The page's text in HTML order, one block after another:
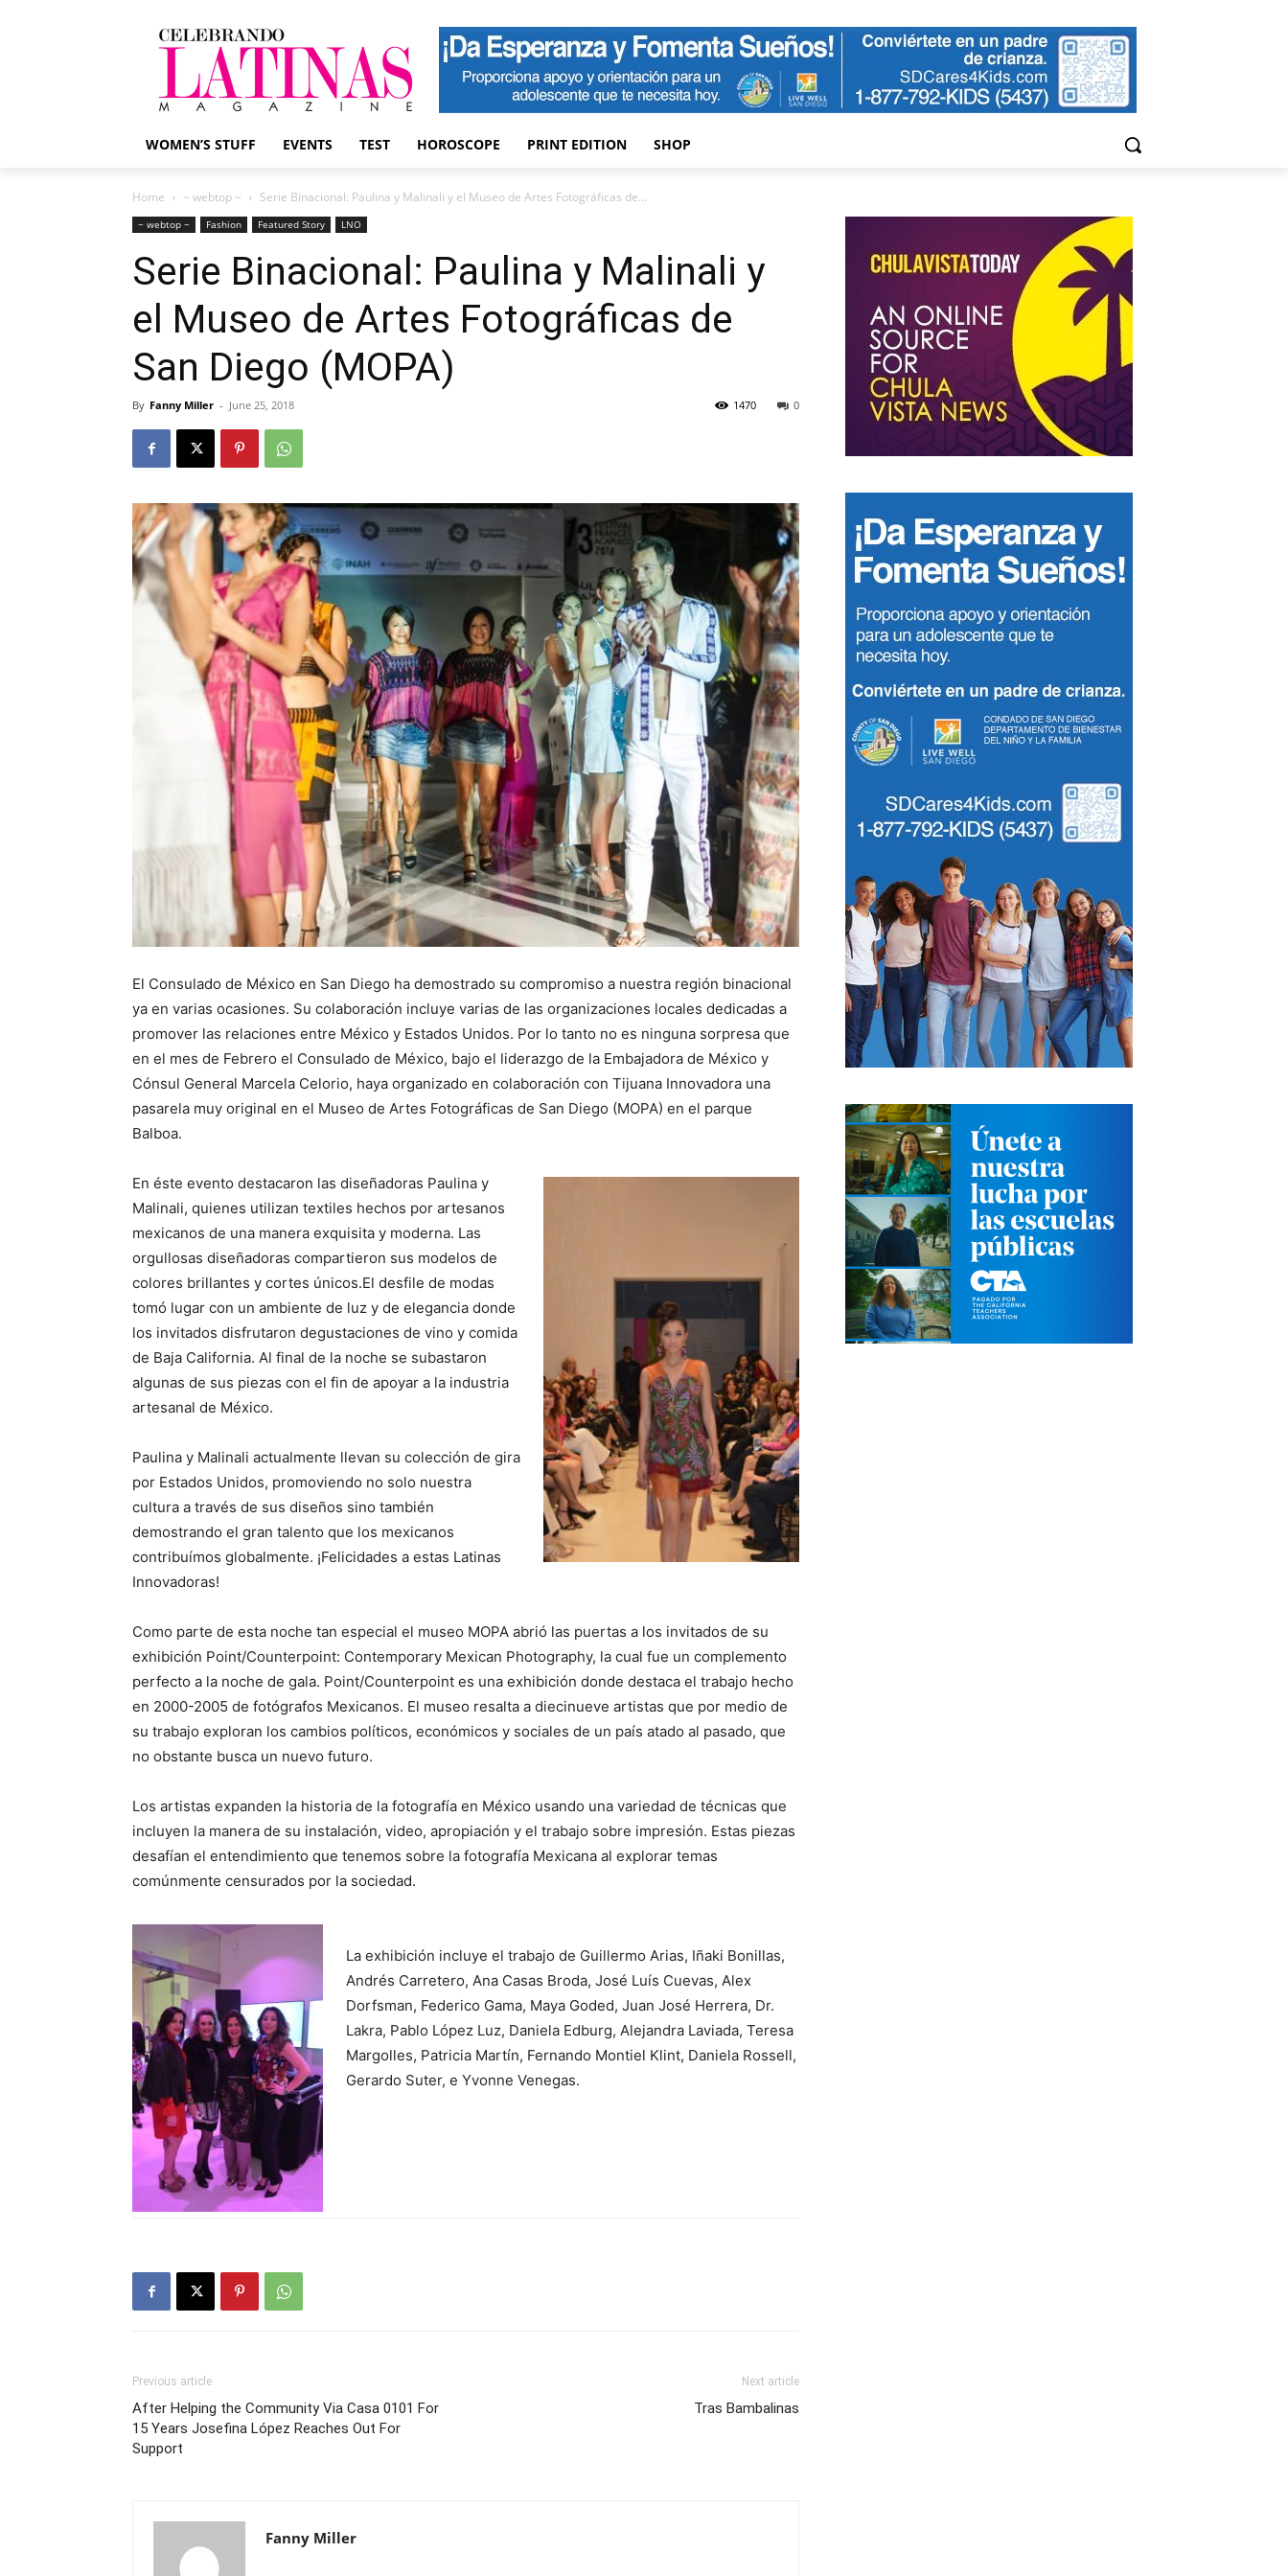
WOMEN’S STUFF EVENTS TEST HOROSCOPE PRINT EDITION SHOP
Home ~ webtop ~ Serie Binacional: Paulina y Malinali y el Museo de Artes Fotográficas de...
~ webtop ~ Fashion Featured Story LNO
Serie Binacional: Paulina y Malinali y
el Museo de Artes Fotográficas de
San Diego (MOPA)
By Fanny Miller - June 25, 2018 0
1470
El Consulado de México en San Diego ha demostrado su compromiso a nuestra región binacional
ya en varias ocasiones. Su colaboración incluye varias de las organizaciones locales dedicadas a
promover las relaciones entre México y Estados Unidos. Por lo tanto no es ninguna sorpresa que
en el mes de Febrero el Consulado de México, bajo el liderazgo de la Embajadora de México y
Cónsul General Marcela Celorio, haya organizado en colaboración con Tijuana Innovadora una
pasarela muy original en el Museo de Artes Fotográficas de San Diego (MOPA) en el parque
Balboa.
En éste evento destacaron las diseñadoras Paulina y
Malinali, quienes utilizan textiles hechos por artesanos
mexicanos de una manera exquisita y moderna. Las
orgullosas diseñadoras compartieron sus modelos de
colores brillantes y cortes únicos.El desfile de modas
tomó lugar con un ambiente de luz y de elegancia donde
los invitados disfrutaron degustaciones de vino y comida
de Baja California. Al final de la noche se subastaron
algunas de sus piezas con el fin de apoyar a la industria
artesanal de México.
Paulina y Malinali actualmente llevan su colección de gira
por Estados Unidos, promoviendo no solo nuestra
cultura a través de sus diseños sino también
demostrando el gran talento que los mexicanos
contribuímos globalmente. ¡Felicidades a estas Latinas
Innovadoras!
Como parte de esta noche tan especial el museo MOPA abrió las puertas a los invitados de su
exhibición Point/Counterpoint: Contemporary Mexican Photography, la cual fue un complemento
perfecto a la noche de gala. Point/Counterpoint es una exhibición donde destaca el trabajo hecho
en 2000-2005 de fotógrafos Mexicanos. El museo resalta a diecinueve artistas que por medio de
su trabajo exploran los cambios políticos, económicos y sociales de un país atado al pasado, que
no obstante busca un nuevo futuro.
Los artistas expanden la historia de la fotografía en México usando una variedad de técnicas que
incluyen la manera de su instalación, video, apropiación y el trabajo sobre impresión. Estas piezas
desafían el entendimiento que tenemos sobre la fotografía Mexicana al explorar temas
comúnmente censurados por la sociedad.
La exhibición incluye el trabajo de Guillermo Arias, Iñaki Bonillas,
Andrés Carretero, Ana Casas Broda, José Luís Cuevas, Alex
Dorfsman, Federico Gama, Maya Goded, Juan José Herrera, Dr.
Lakra, Pablo López Luz, Daniela Edburg, Alejandra Laviada, Teresa
Margolles, Patricia Martín, Fernando Montiel Klint, Daniela Rossell,
Gerardo Suter, e Yvonne Venegas.
Previous article
After Helping the Community Via Casa 0101 For
15 Years Josefina López Reaches Out For
Support
Next article
Tras Bambalinas
Fanny Miller